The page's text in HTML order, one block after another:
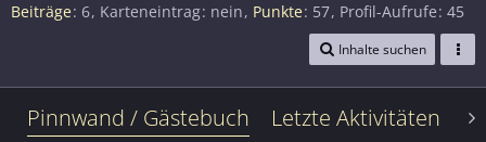
Beiträge 6 Karteneintrag nein Punkte 57 Profil-Aufrufe 45
Inhalte suchen
Pinnwand / Gästebuch Letzte Aktivitäten